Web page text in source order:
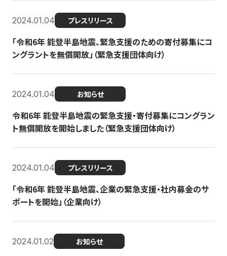
2024.01.04 プレスリリース
「令和6年 能登半島地震、緊急支援のための寄付募集にコ
ングラントを無償開放」（緊急支援団体向け）
2024.01.04 お知らせ
令和6年 能登半島地震の緊急支援・寄付募集にコングラン
ト無償開放を開始しました（緊急支援団体向け）
2024.01.04 プレスリリース
「令和6年 能登半島地震、企業の緊急支援・社内募金のサ
ポートを開始」（企業向け）
2024.01.02 お知らせ